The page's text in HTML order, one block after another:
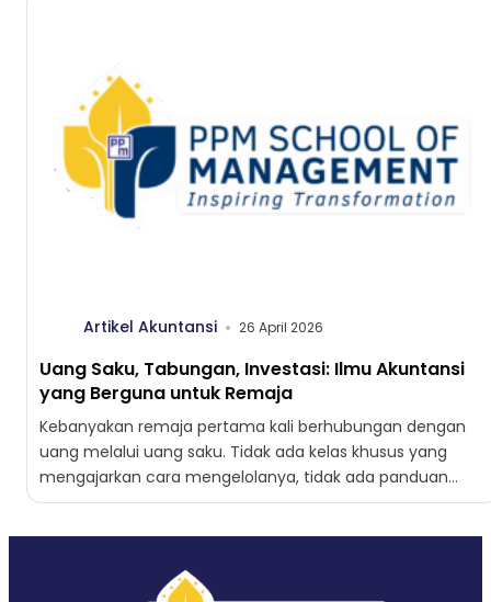
Artikel Akuntansi 26 April 2026
Uang Saku, Tabungan, Investasi: Ilmu Akuntansi
yang Berguna untuk Remaja
Kebanyakan remaja pertama kali berhubungan dengan
uang melalui uang saku. Tidak ada kelas khusus yang
mengajarkan cara mengelolanya, tidak ada panduan
tertulis tentang berapa yang...